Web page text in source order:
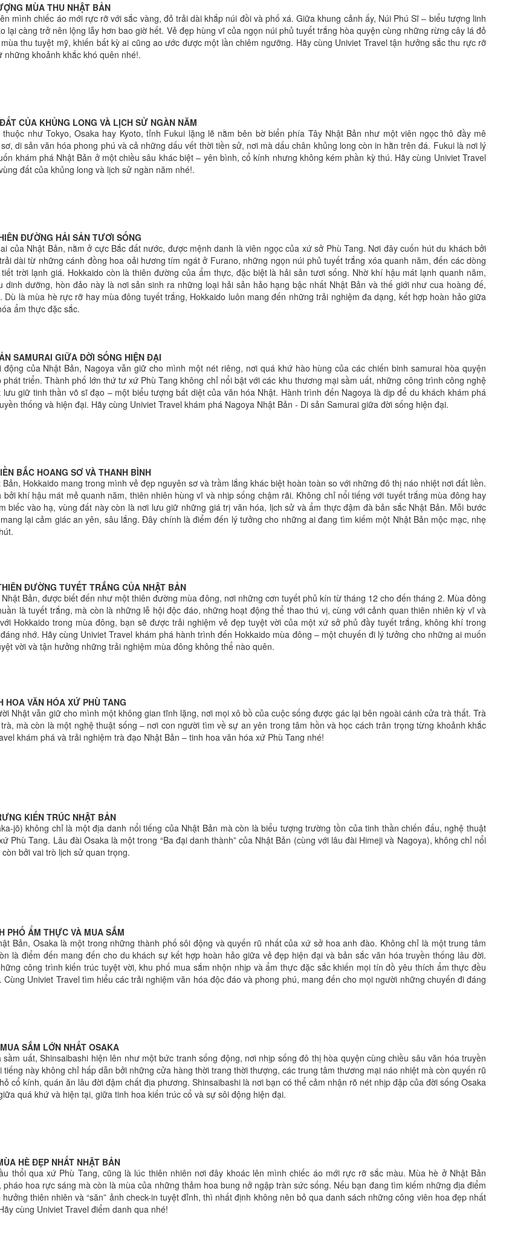
MÙA THU NHẬT BẢN
mình chiếc áo mới rực rỡ với sắc vàng, đỏ trải dài khắp núi đồi và phố xá. Giữa khung cảnh ấy, Núi Phú Sĩ – biểu tượng linh
lại càng trở nên lộng lẫy hơn bao giờ hết. Vẻ đẹp hùng vĩ của ngọn núi phủ tuyết trắng hòa quyện cùng những rừng cây lá đỏ
thu tuyệt mỹ, khiến bất kỳ ai cũng ao ước được một lần chiêm ngưỡng. Hãy cùng Univiet Travel tận hưởng sắc thu rực rỡ
khoảnh khắc khó quên nhé!.
CỦA KHỦNG LONG VÀ LỊCH SỬ NGÀN NĂM
như Tokyo, Osaka hay Kyoto, tỉnh Fukui lặng lẽ nằm bên bờ biển phía Tây Nhật Bản như một viên ngọc thô đầy mê
di sản văn hóa phong phú và cả những dấu vết thời tiền sử, nơi mà dấu chân khủng long còn in hằn trên đá. Fukui là nơi lý
khám phá Nhật Bản ở một chiều sâu khác biệt – yên bình, cổ kính nhưng không kém phần kỳ thú. Hãy cùng Univiet Travel
đất của khủng long và lịch sử ngàn năm nhé!.
ĐƯỜNG HẢI SẢN TƯƠI SỐNG
của Nhật Bản, nằm ở cực Bắc đất nước, được mệnh danh là viên ngọc của xứ sở Phù Tang. Nơi đây cuốn hút du khách bởi
dài từ những cánh đồng hoa oải hương tím ngát ở Furano, những ngọn núi phủ tuyết trắng xóa quanh năm, đến các dòng
trời lạnh giá. Hokkaido còn là thiên đường của ẩm thực, đặc biệt là hải sản tươi sống. Nhờ khí hậu mát lạnh quanh năm,
dinh dưỡng, hòn đảo này là nơi sản sinh ra những loại hải sản hảo hạng bậc nhất Nhật Bản và thế giới như cua hoàng đế,
Dù là mùa hè rực rỡ hay mùa đông tuyết trắng, Hokkaido luôn mang đến những trải nghiệm đa dạng, kết hợp hoàn hảo giữa
ẩm thực đặc sắc.
SAMURAI GIỮA ĐỜI SỐNG HIỆN ĐẠI
của Nhật Bản, Nagoya vẫn giữ cho mình một nét riêng, nơi quá khứ hào hùng của các chiến binh samurai hòa quyện
triển. Thành phố lớn thứ tư xứ Phù Tang không chỉ nổi bật với các khu thương mại sầm uất, những công trình công nghệ
giữ tinh thần võ sĩ đạo – một biểu tượng bất diệt của văn hóa Nhật. Hành trình đến Nagoya là dịp để du khách khám phá
thống và hiện đại. Hãy cùng Univiet Travel khám phá Nagoya Nhật Bản - Di sản Samurai giữa đời sống hiện đại.
BẮC HOANG SƠ VÀ THANH BÌNH
Hokkaido mang trong mình vẻ đẹp nguyên sơ và trầm lắng khác biệt hoàn toàn so với những đô thị náo nhiệt nơi đất liền.
bởi khí hậu mát mẻ quanh năm, thiên nhiên hùng vĩ và nhịp sống chậm rãi. Không chỉ nổi tiếng với tuyết trắng mùa đông hay
biếc vào hạ, vùng đất này còn là nơi lưu giữ những giá trị văn hóa, lịch sử và ẩm thực đậm đà bản sắc Nhật Bản. Mỗi bước
lại cảm giác an yên, sâu lắng. Đây chính là điểm đến lý tưởng cho những ai đang tìm kiếm một Nhật Bản mộc mạc, nhẹ
ĐƯỜNG TUYẾT TRẮNG CỦA NHẬT BẢN
Bản, được biết đến như một thiên đường mùa đông, nơi những cơn tuyết phủ kín từ tháng 12 cho đến tháng 2. Mùa đông
là tuyết trắng, mà còn là những lễ hội độc đáo, những hoạt động thể thao thú vị, cùng với cảnh quan thiên nhiên kỳ vĩ và
Hokkaido trong mùa đông, bạn sẽ được trải nghiệm vẻ đẹp tuyệt vời của một xứ sở phủ đầy tuyết trắng, không khí trong
nhớ. Hãy cùng Univiet Travel khám phá hành trình đến Hokkaido mùa đông – một chuyến đi lý tưởng cho những ai muốn
vời và tận hưởng những trải nghiệm mùa đông không thể nào quên.
VĂN HÓA XỨ PHÙ TANG
Nhật vẫn giữ cho mình một không gian tĩnh lặng, nơi mọi xô bồ của cuộc sống được gác lại bên ngoài cánh cửa trà thất. Trà
mà còn là một nghệ thuật sống – nơi con người tìm về sự an yên trong tâm hồn và học cách trân trọng từng khoảnh khắc
khám phá và trải nghiệm trà đạo Nhật Bản – tinh hoa văn hóa xứ Phù Tang nhé!
KIẾN TRÚC NHẬT BẢN
jō) không chỉ là một địa danh nổi tiếng của Nhật Bản mà còn là biểu tượng trường tồn của tinh thần chiến đấu, nghệ thuật
Phù Tang. Lâu đài Osaka là một trong “Ba đại danh thành” của Nhật Bản (cùng với lâu đài Himeji và Nagoya), không chỉ nổi
bởi vai trò lịch sử quan trọng.
PHỐ ẨM THỰC VÀ MUA SẮM
Bản, Osaka là một trong những thành phố sôi động và quyến rũ nhất của xứ sở hoa anh đào. Không chỉ là một trung tâm
là điểm đến mang đến cho du khách sự kết hợp hoàn hảo giữa vẻ đẹp hiện đại và bản sắc văn hóa truyền thống lâu đời.
công trình kiến trúc tuyệt vời, khu phố mua sắm nhộn nhịp và ẩm thực đặc sắc khiến mọi tín đồ yêu thích ẩm thực đều
Univiet Travel tìm hiểu các trải nghiệm văn hóa độc đáo và phong phú, mang đến cho mọi người những chuyến đi đáng
SẮM LỚN NHẤT OSAKA
uất, Shinsaibashi hiện lên như một bức tranh sống động, nơi nhịp sống đô thị hòa quyện cùng chiều sâu văn hóa truyền
tiếng này không chỉ hấp dẫn bởi những cửa hàng thời trang thời thượng, các trung tâm thương mại náo nhiệt mà còn quyến rũ
cổ kính, quán ăn lâu đời đậm chất địa phương. Shinsaibashi là nơi bạn có thể cảm nhận rõ nét nhịp đập của đời sống Osaka
quá khứ và hiện tại, giữa tinh hoa kiến trúc cổ và sự sôi động hiện đại.
HÈ ĐẸP NHẤT NHẬT BẢN
thổi qua xứ Phù Tang, cũng là lúc thiên nhiên nơi đây khoác lên mình chiếc áo mới rực rỡ sắc màu. Mùa hè ở Nhật Bản
hoa rực sáng mà còn là mùa của những thảm hoa bung nở ngập tràn sức sống. Nếu bạn đang tìm kiếm những địa điểm
thiên nhiên và “săn” ảnh check-in tuyệt đỉnh, thì nhất định không nên bỏ qua danh sách những công viên hoa đẹp nhất
cùng Univiet Travel điểm danh qua nhé!